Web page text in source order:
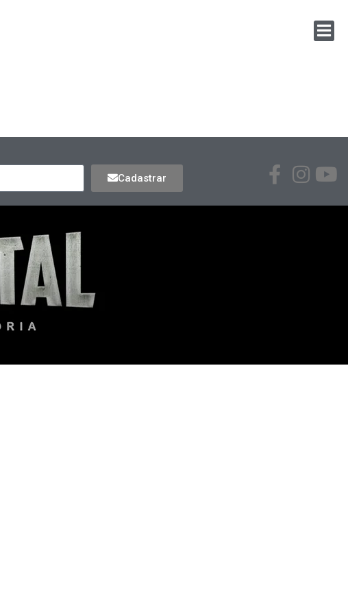
Cadastrar